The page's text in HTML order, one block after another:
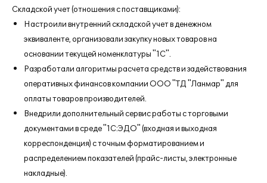
Складской учет (отношения с поставщиками):
Настроили внутренний складской учет в денежном
эквиваленте, организовали закупку новых товаров на
основании текущей номенклатуры "1С".
Разработали алгоритмы расчета средств и задействования
оперативных финансов компании ООО "ТД "Ланмар" для
оплаты товаров производителей.
Внедрили дополнительный сервис работы с торговыми
документами в среде "1С:ЭДО" (входная и выходная
корреспонденция) с точным форматированием и
распределением показателей (прайс-листы, электронные
накладные).